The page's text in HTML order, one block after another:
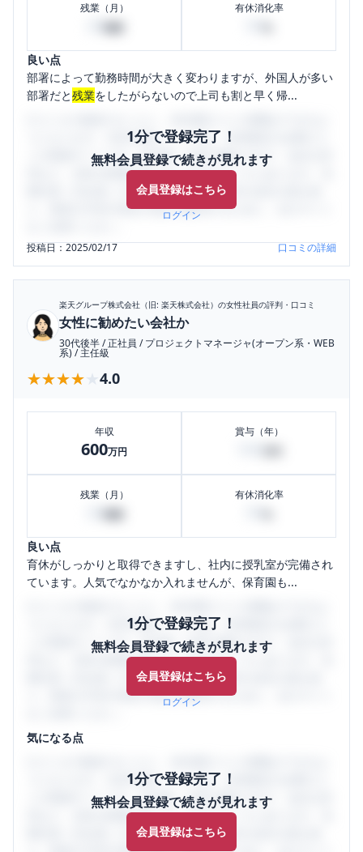
残業（月） 有休消化率
良い点
部署によって勤務時間が大きく変わりますが、外国人が多い
部署だと残業をしたがらないので上司も割と早く帰...
1分で登録完了！
無料会員登録で続きが見れます
会員登録はこちら
ログイン
うになります。SHEHUB(シーハブ)は、女性限定の企業口コ
ミの投稿サイトです。給与面・女性の働きやすさ・会社の評
判など、女性の転職は気にすべき点がたくさんあります。先
輩社員（元社員）の口コミを通して、本当の会社の姿を知
り、将来の不安や現在の悩みを解消するために、ぜひサイト
投稿日：2025/02/17 口コミの詳細
楽天グループ株式会社（旧: 楽天株式会社） の女性社員の評判・口コミ
女性に勧めたい会社か
30代後半/正社員 /プロジェクトマネージャ(オープン系・WEB
系)/主任級
★★★★★
★★★★★ 4.0
年収
600万円
賞与（年）
残業（月） 有休消化率
良い点
育休がしっかりと取得できますし、社内に授乳室が完備され
ています。人気でなかなか入れませんが、保育園も...
1分で登録完了！
無料会員登録で続きが見れます
会員登録はこちら
ログイン
うになります。SHEHUB(シーハブ)は、女性限定の企業口コ
ミの投稿サイトです。給与面・女性の働きやすさ・会社の評
判など、女性の転職は気にすべき点がたくさんあります。先
輩社員（元社員）の口コミを通して、本当の会社の姿を知
り、将来の不安や現在の悩みを解消するために、ぜひサイト
気になる点
1分で登録完了！
無料会員登録で続きが見れます
会員登録はこちら
うになります。SHEHUB(シーハブ)は、女性限定の企業口コ
ミの投稿サイトです。給与面・女性の働きやすさ・会社の評
判など、女性の転職は気にすべき点がたくさんあります。先
輩社員（元社員）の口コミを通して、本当の会社の姿を知